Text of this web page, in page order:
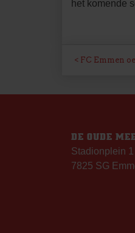
het komende
FC Emmen
DE OUDE
Stadionplein 1
7825 SG